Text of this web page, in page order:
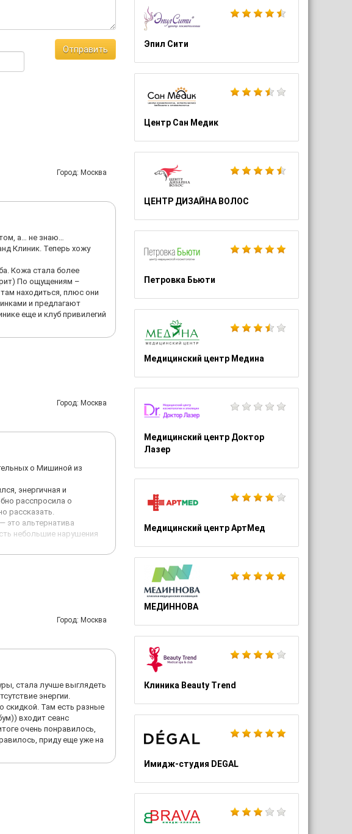
Эпил Сити
Центр Сан Медик
ЦЕНТР ДИЗАЙНА ВОЛОС
Петровка Бьюти
Медицинский центр Медина
Медицинский центр Доктор
Лазер
Медицинский центр АртМед
МЕДИННОВА
Клиника Beauty Trend
Имидж-студия DEGAL
Отправить
Город: Москва
а… не знаю…
Клиник. Теперь хожу
Кожа стала более
По ощущениям –
находиться, плюс они
и предлагают
еще и клуб привилегий
Город: Москва
о Мишиной из
энергичная и
расспросила о
рассказать.
это альтернатива
небольшие нарушения
питанию и витаминам,
Из минусов —
Город: Москва
стала лучше выглядеть
энергии.
скидкой. Там есть разные
входит сеанс
очень понравилось,
приду еще уже на